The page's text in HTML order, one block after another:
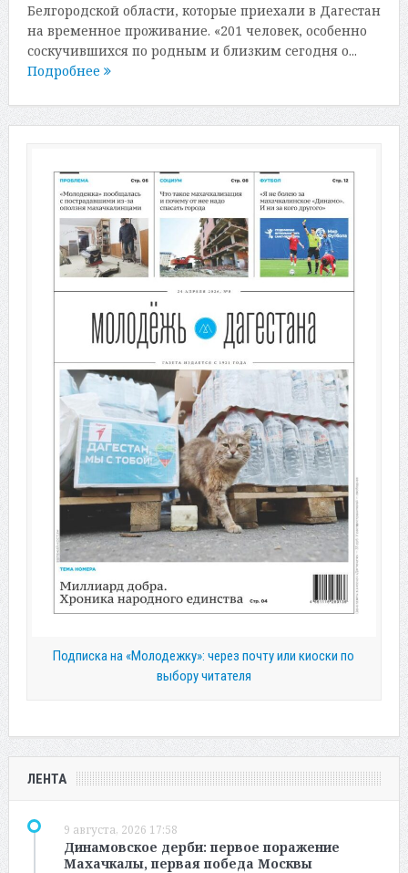
Белгородской области, которые приехали в Дагестан
на временное проживание. «201 человек, особенно
соскучившихся по родным и близким сегодня о...
Подробнее
Подписка на «Молодежку»: через почту или киоски по
выбору читателя
ЛЕНТА
9 августа, 2026 17:58
Динамовское дерби: первое поражение
Махачкалы, первая победа Москвы